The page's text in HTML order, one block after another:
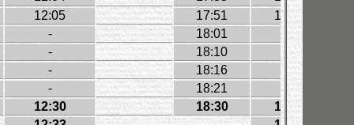
12:05 17:51 15:00
- 18:01
-
- 18:10
-
- 18:16
-
- 18:21
-
12:30 18:30 15:29